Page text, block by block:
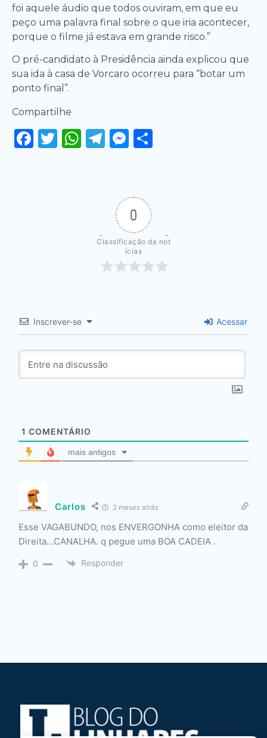
foi aquele áudio que todos ouviram, em que eu
peço uma palavra final sobre o que iria acontecer,
porque o filme já estava em grande risco.”
O pré-candidato à Presidência ainda explicou que
sua ida à casa de Vorcaro ocorreu para “botar um
ponto final”.
Compartilhe
Facebook
Twitter
WhatsApp
Telegram
Messenger
0
Classificação da not
ícias
Inscrever-se Acessar
1 COMENTÁRIO
mais antigos
Carlos 2 meses atrás
Esse VAGABUNDO, nos ENVERGONHA como eleitor da
Direita…CANALHA. q pegue uma BOA CADEIA .
0 Responder